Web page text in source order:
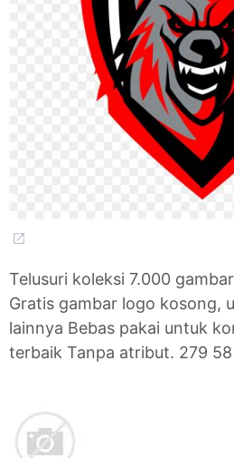
Telusuri koleksi 7.000
Gratis gambar logo kosong,
lainnya Bebas pakai untuk
terbaik Tanpa atribut. 279